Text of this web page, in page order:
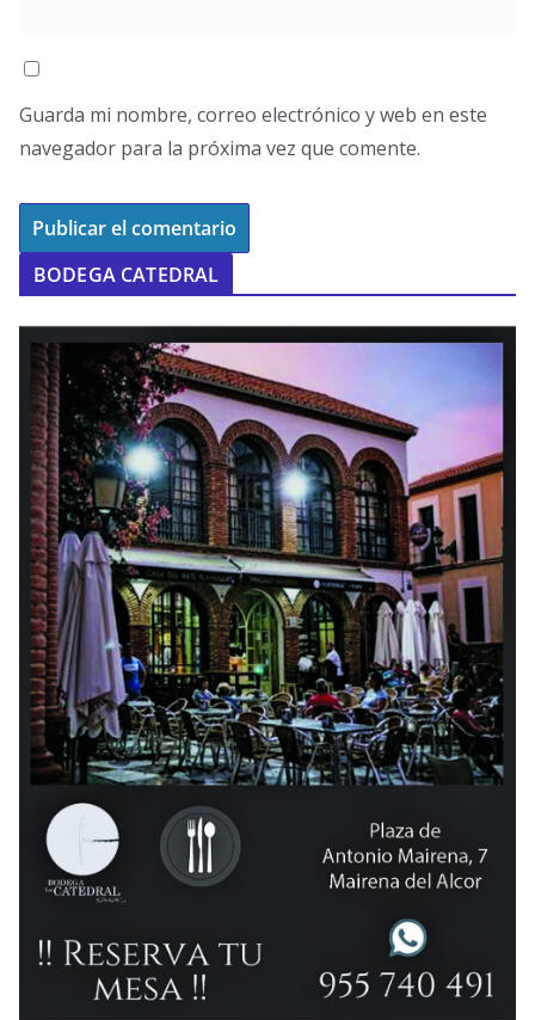
Guarda mi nombre, correo electrónico y web en este
navegador para la próxima vez que comente.
BODEGA CATEDRAL